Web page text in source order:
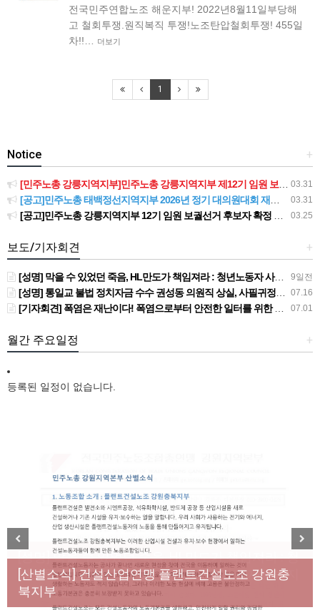
전국민주연합노조 해운지부! 2022년8월11일부당해
고 철회투쟁.원직복직 투쟁!노조탄압철회투쟁! 455일
차!!…
더보기
1
+
Notice
03.31
[민주노총 강릉지역지부]민주노총 강릉지역지부 제12기 임원 보궐선거결과 공고
03.31
[공고]민주노총 태백정선지역지부 2026년 정기 대의원대회 재소집 건
03.25
[공고]민주노총 강릉지역지부 12기 임원 보궐선거 후보자 확정 공고
+
보도/기자회견
9일전
[성명] 막을 수 있었던 죽음, HL만도가 책임져라 : 청년노동자 사망사고의 철저한 진상규명과 재발방지 대책 마련하라
07.16
[성명] 통일교 불법 정치자금 수수 권성동 의원직 상실, 사필귀정이다
07.01
[기자회견] 폭염은 재난이다! 폭염으로부터 안전한 일터를 위한 민주노총 강원지역본부 폭염감시단 선포 기자회견
+
월간 주요일정
등록된 일정이 없습니다.
[성명] 막을 수 있었던 죽음, HL만도가 책임져라 : 청
년노동자 사망사고의 철저한 진상규명과 재발방지
대책 마련하라
[산별소식] 건설산업연맹 플랜트건설노조 강원충
북지부
Previous Next